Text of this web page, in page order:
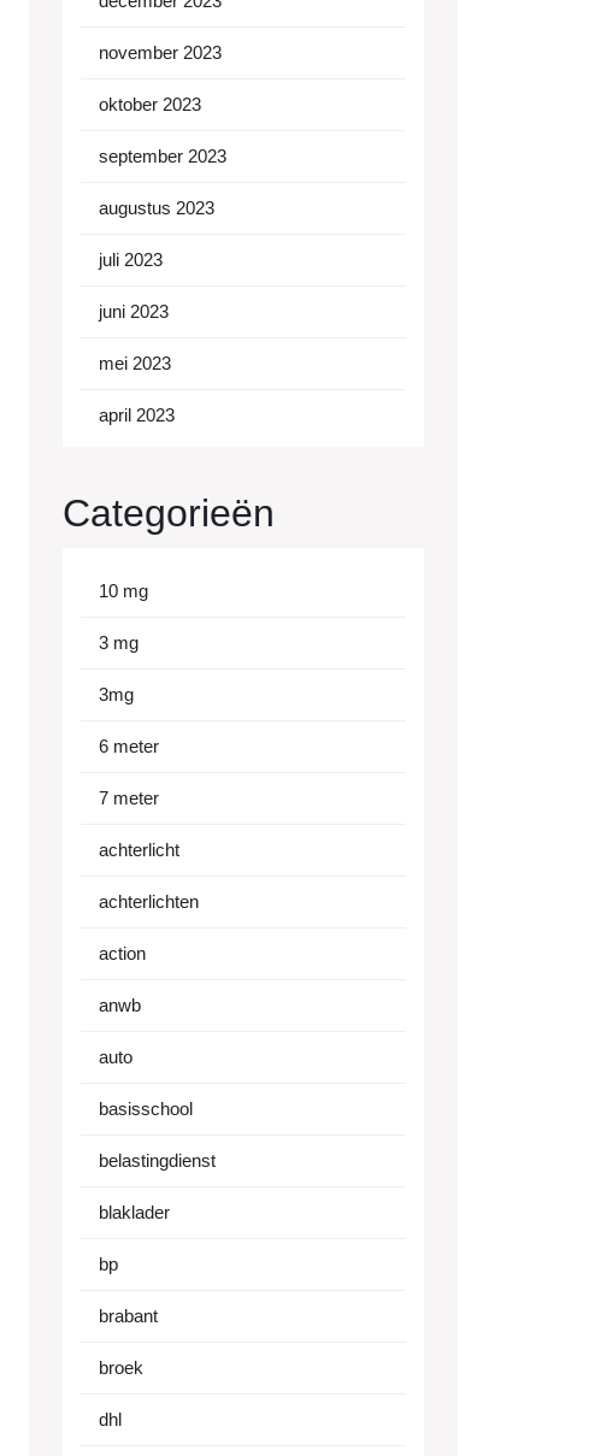
november 2023
oktober 2023
september 2023
augustus 2023
juli 2023
juni 2023
mei 2023
april 2023
Categorieën
10 mg
3 mg
3mg
6 meter
7 meter
achterlicht
achterlichten
action
anwb
auto
basisschool
belastingdienst
blaklader
bp
brabant
broek
dhl